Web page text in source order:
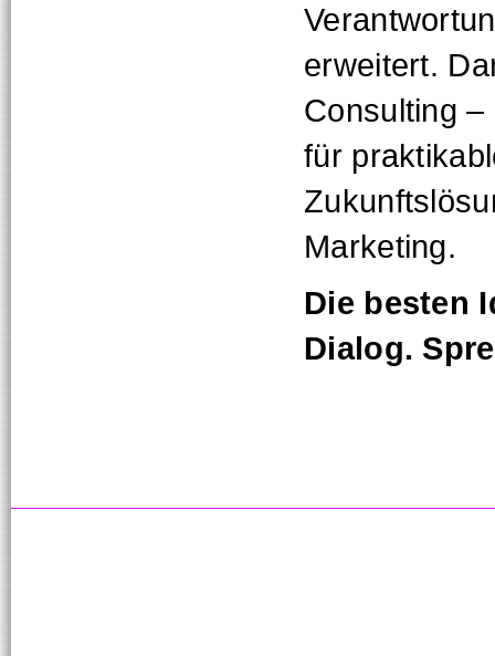
erweitert.
Consulting
für
Marketing.
Die besten
Dialog.